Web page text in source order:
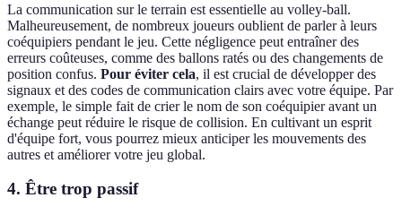
La communication sur le terrain est essentielle au volley-ball.
Malheureusement, de nombreux joueurs oublient de parler à leurs
coéquipiers pendant le jeu. Cette négligence peut entraîner des
erreurs coûteuses, comme des ballons ratés ou des changements de
position confus. Pour éviter cela, il est crucial de développer des
signaux et des codes de communication clairs avec votre équipe. Par
exemple, le simple fait de crier le nom de son coéquipier avant un
échange peut réduire le risque de collision. En cultivant un esprit
d'équipe fort, vous pourrez mieux anticiper les mouvements des
autres et améliorer votre jeu global.
4. Être trop passif